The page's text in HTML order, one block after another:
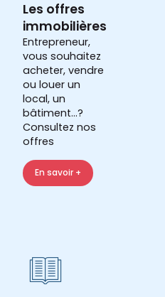
Les offres
immobilières
Entrepreneur,
vous souhaitez
acheter, vendre
ou louer un
local, un
bâtiment...?
Consultez nos
offres
En savoir +